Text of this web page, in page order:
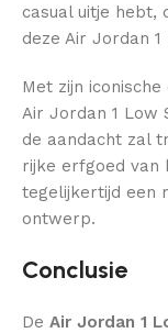
casual uitje hebt,
deze Air Jordan
Met zijn
Air Jordan 1 Low
de aandacht zal
rijke erfgoed
tegelijkertijd een
ontwerp.
Conclusie
De Air Jordan 1